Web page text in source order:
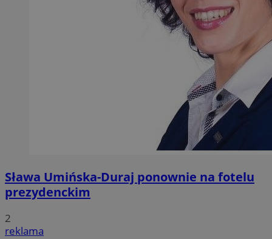
Sława Umińska-Duraj ponownie na fotelu
prezydenckim
2
reklama